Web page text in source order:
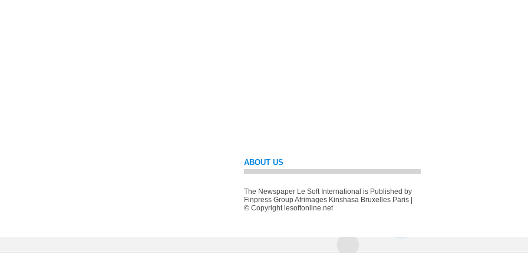
ABOUT US
The Newspaper Le Soft International is Published by
Finpress Group Afrimages Kinshasa Bruxelles Paris |
© Copyright lesoftonline.net